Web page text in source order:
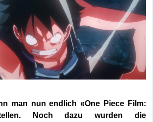
man nun endlich «One Piece Film:
Noch dazu wurden die